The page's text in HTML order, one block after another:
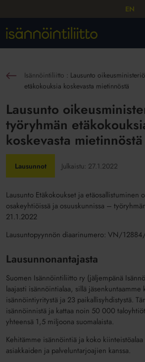
EN
Isännöintiliitto : Lausunto
etäkokouksia koskevasta mietinnöstä
Lausunto
työryhmän
koskevasta mietinnöstä
Lausunnot Julkaistu: 27.1.2022
Lausunto Etäkokoukset ja etäosallistuminen
osakeyhtiöissä ja osuuskunnissa –
21.1.2022
Lausuntopyynnön diaarinumero: VN/
Lausunnonantajasta
Suomen Isännöintiliitto ry (jäljempänä
laajasti isännöintialaa, sillä jäsenkuntaamme
isännöintiyritystä ja 23 paikallisyhdistystä.
isännöinnistä ja kattaa noin 50 000
yhteensä 1,5 miljoona suomalaista.
Kehitämme isännöintiä ja koko kiinteistöalaa
asiakkaiden ja palveluntarjoajien kanssa.